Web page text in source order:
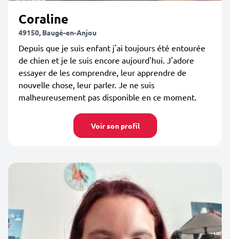
Coraline
49150, Baugé-en-Anjou
Depuis que je suis enfant j'ai toujours été entourée
de chien et je le suis encore aujourd'hui. J'adore
essayer de les comprendre, leur apprendre de
nouvelle chose, leur parler. Je ne suis
malheureusement pas disponible en ce moment.
Voir son profil